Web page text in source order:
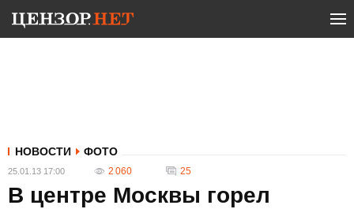
НОВОСТИ ФОТО
25.01.13 17:00 2 060 25
В центре Москвы горел